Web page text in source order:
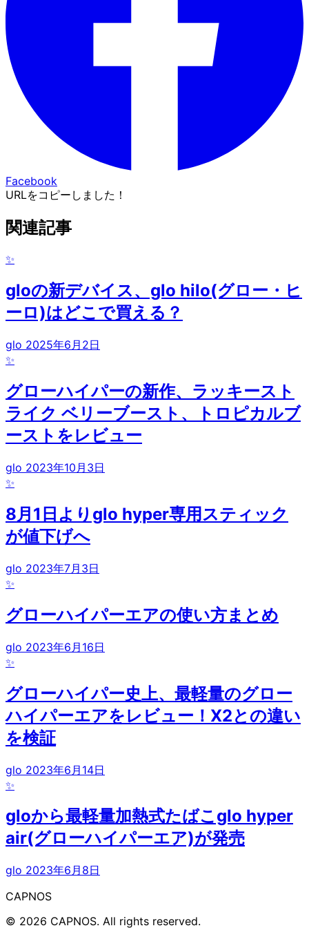
Facebook
URLをコピーしました！
関連記事
✨
gloの新デバイス、glo hilo(グロー・ヒ
ーロ)はどこで買える？
glo 2025年6月2日
✨
グローハイパーの新作、ラッキースト
ライク ベリーブースト、トロピカルブ
ーストをレビュー
glo 2023年10月3日
✨
8月1日よりglo hyper専用スティック
が値下げへ
glo 2023年7月3日
✨
グローハイパーエアの使い方まとめ
glo 2023年6月16日
✨
グローハイパー史上、最軽量のグロー
ハイパーエアをレビュー！X2との違い
を検証
glo 2023年6月14日
✨
gloから最軽量加熱式たばこglo hyper
air(グローハイパーエア)が発売
glo 2023年6月8日
CAPNOS
© 2026 CAPNOS. All rights reserved.